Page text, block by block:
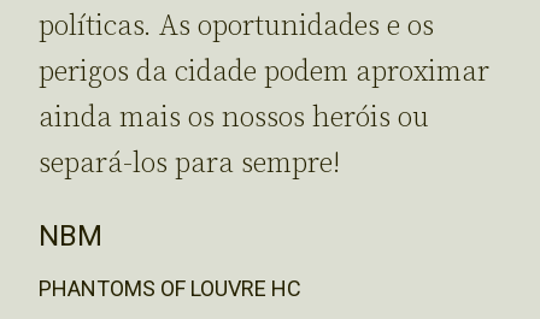
políticas. As oportunidades e os
perigos da cidade podem aproximar
ainda mais os nossos heróis ou
separá-los para sempre!
NBM
PHANTOMS OF LOUVRE HC